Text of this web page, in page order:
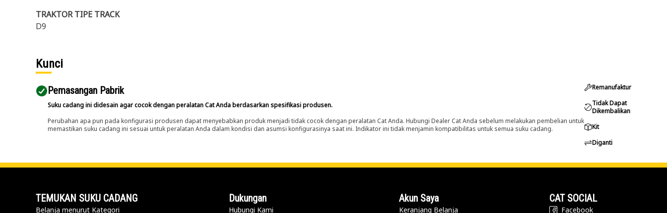
TRAKTOR TIPE TRACK
D9
Kunci
Pemasangan Pabrik
Suku cadang ini didesain agar cocok dengan peralatan Cat Anda berdasarkan spesifikasi produsen.
Perubahan apa pun pada konfigurasi produsen dapat menyebabkan produk menjadi tidak cocok dengan peralatan Cat Anda. Hubungi Dealer Cat Anda sebelum melakukan pembelian untuk
memastikan suku cadang ini sesuai untuk peralatan Anda dalam kondisi dan asumsi konfigurasinya saat ini. Indikator ini tidak menjamin kompatibilitas untuk semua suku cadang.
Remanufaktur
Tidak Dapat
Dikembalikan
Kit
Diganti
TEMUKAN SUKU CADANG
Belanja menurut Kategori
Dukungan
Hubungi Kami
Akun Saya
Keranjang Belanja
CAT SOCIAL
Facebook